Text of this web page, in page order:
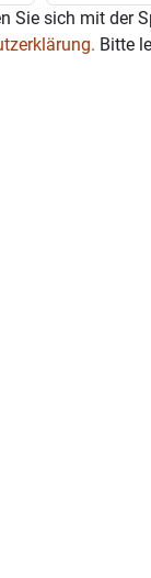
Sie sich mit der
Bitte